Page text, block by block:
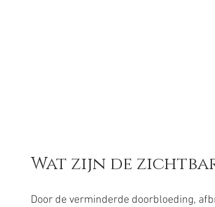
Wat zijn de
Door de verminderde doorbloeding,